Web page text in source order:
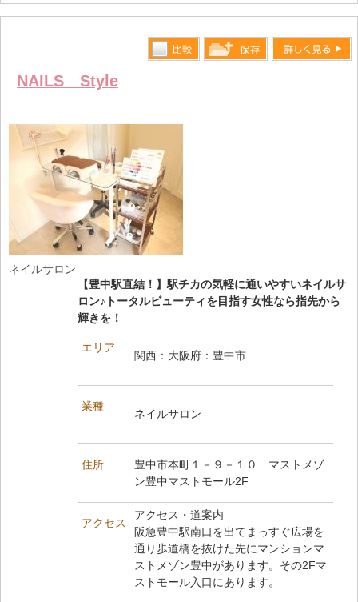
NAILS Style
ネイルサロン
【豊中駅直結！】駅チカの気軽に通いやすいネイルサ
ロン♪トータルビューティを目指す女性なら指先から
輝きを！
エリア
関西：大阪府：豊中市
業種
ネイルサロン
住所
豊中市本町１－９－１０ マストメゾ
ン豊中マストモール2F
アクセス
アクセス・道案内
阪急豊中駅南口を出てまっすぐ広場を
通り歩道橋を抜けた先にマンションマ
ストメゾン豊中があります。その2Fマ
ストモール入口にあります。